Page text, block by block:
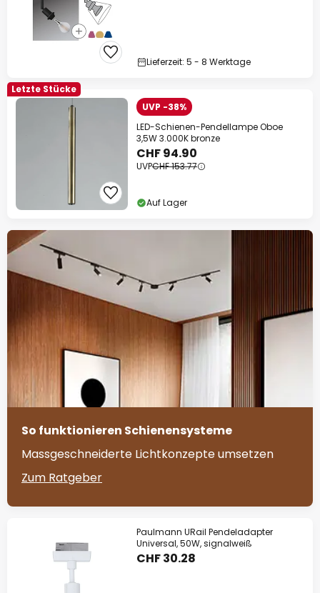
Lieferzeit: 5 - 8 Werktage
Letzte Stücke
UVP -38%
LED-Schienen-Pendellampe Oboe
3,5W 3.000K bronze
CHF 94.90
UVPCHF 153.77
Auf Lager
So funktionieren Schienensysteme
Massgeschneiderte Lichtkonzepte umsetzen
Zum Ratgeber
Paulmann URail Pendeladapter
Universal, 50W, signalweiß
CHF 30.28